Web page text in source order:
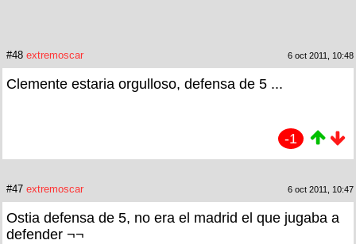
#48 extremoscar 6 oct 2011, 10:48
Clemente estaria orgulloso, defensa de 5 ...
-1
#47 extremoscar 6 oct 2011, 10:47
Ostia defensa de 5, no era el madrid el que jugaba a
defender ¬¬